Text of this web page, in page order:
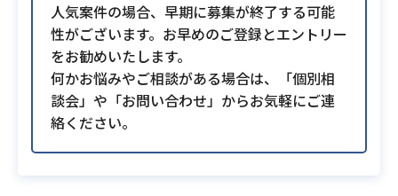
人気案件の場合、早期に募集が終了する可能
性がございます。お早めのご登録とエントリー
をお勧めいたします。
何かお悩みやご相談がある場合は、「個別相
談会」や「お問い合わせ」からお気軽にご連
絡ください。